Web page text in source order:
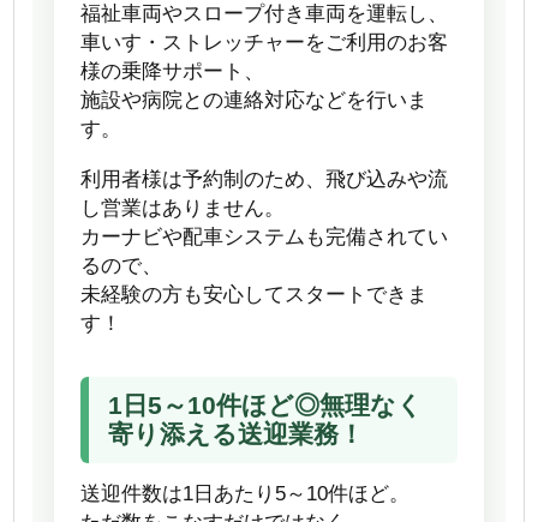
福祉車両やスロープ付き車両を運転し、
車いす・ストレッチャーをご利用のお客
様の乗降サポート、
施設や病院との連絡対応などを行いま
す。
利用者様は予約制のため、飛び込みや流
し営業はありません。
カーナビや配車システムも完備されてい
るので、
未経験の方も安心してスタートできま
す！
1日5～10件ほど◎無理なく
寄り添える送迎業務！
送迎件数は1日あたり5～10件ほど。